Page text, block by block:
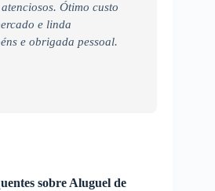
Ótimo custo
e linda
e obrigada pessoal.
sobre Aluguel de